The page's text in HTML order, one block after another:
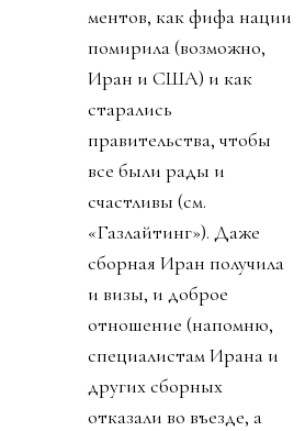
ментов, как фифа нации
помирила (возможно,
Иран и США) и как
старались
правительства, чтобы
все были рады и
счастливы (см.
«Газлайтинг»). Даже
сборная Иран получила
и визы, и доброе
отношение (напомню,
специалистам Ирана и
других сборных
отказали во въезде, а